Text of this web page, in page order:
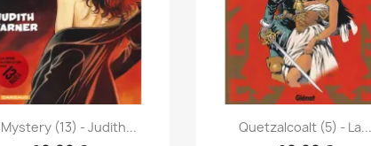
Pikakatselu
Mystery (13) - Judith... Pikakatselu
Quetzalcoalt (5) - La...